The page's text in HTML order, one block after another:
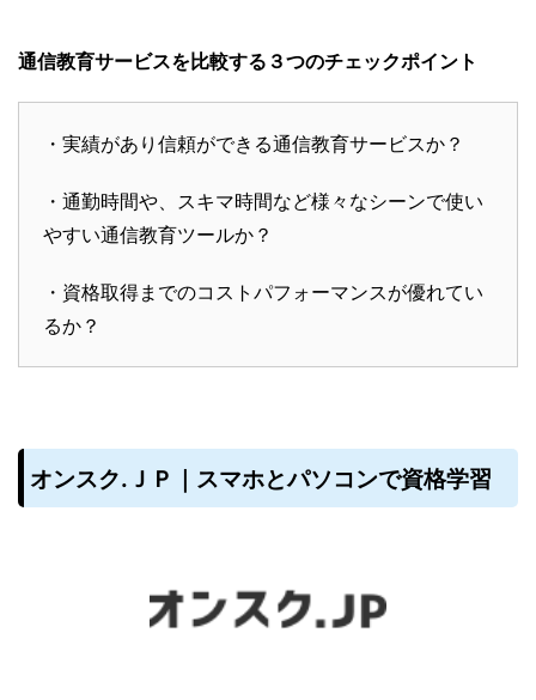
通信教育サービスを比較する３つのチェックポイント
・実績があり信頼ができる通信教育サービスか？
・通勤時間や、スキマ時間など様々なシーンで使い
やすい通信教育ツールか？
・資格取得までのコストパフォーマンスが優れてい
るか？
オンスク.ＪＰ｜スマホとパソコンで資格学習